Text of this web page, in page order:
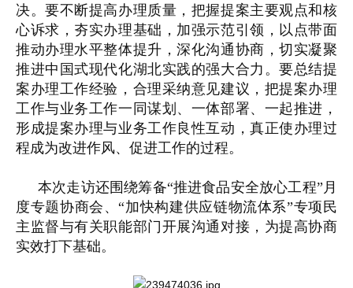
决。要不断提高办理质量，把握提案主要观点和核
心诉求，夯实办理基础，加强示范引领，以点带面
推动办理水平整体提升，深化沟通协商，切实凝聚
推进中国式现代化湖北实践的强大合力。要总结提
案办理工作经验，合理采纳意见建议，把提案办理
工作与业务工作一同谋划、一体部署、一起推进，
形成提案办理与业务工作良性互动，真正使办理过
程成为改进作风、促进工作的过程。
本次走访还围绕筹备“推进食品安全放心工程”月
度专题协商会、“加快构建供应链物流体系”专项民
主监督与有关职能部门开展沟通对接，为提高协商
实效打下基础。